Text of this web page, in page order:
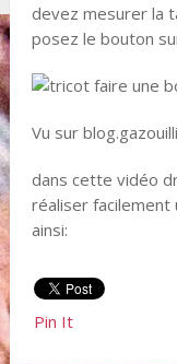
devez mesurer la
posez le bouton
Vu sur
dans cette vidéo
réaliser
ainsi:
Pin It